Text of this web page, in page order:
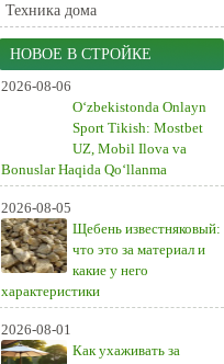
Техника дома
НОВОЕ В СТРОЙКЕ
2026-08-06
O‘zbekistonda Onlayn
Sport Tikish: Mostbet
UZ, Mobil Ilova va
Bonuslar Haqida Qo‘llanma
2026-08-05
Щебень известняковый:
что это за материал и
какие у него
характеристики
2026-08-01
Как ухаживать за